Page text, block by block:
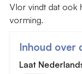
Vlor vindt dat ook
vorming.
Inhoud over
Laat